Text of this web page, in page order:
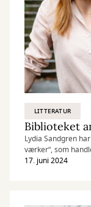
LITTERATUR
Lydia Sandgren
værker”, som
og kærester,
17. juni 2024